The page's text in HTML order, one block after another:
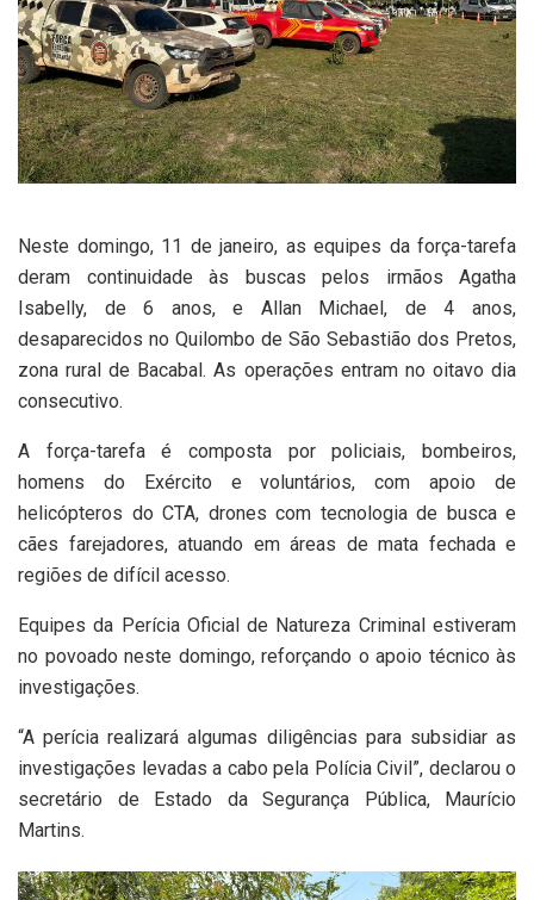
Neste domingo, 11 de janeiro, as equipes da força-tarefa
deram continuidade às buscas pelos irmãos Agatha
Isabelly, de 6 anos, e Allan Michael, de 4 anos,
desaparecidos no Quilombo de São Sebastião dos Pretos,
zona rural de Bacabal. As operações entram no oitavo dia
consecutivo.
A força-tarefa é composta por policiais, bombeiros,
homens do Exército e voluntários, com apoio de
helicópteros do CTA, drones com tecnologia de busca e
cães farejadores, atuando em áreas de mata fechada e
regiões de difícil acesso.
Equipes da Perícia Oficial de Natureza Criminal estiveram
no povoado neste domingo, reforçando o apoio técnico às
investigações.
“A perícia realizará algumas diligências para subsidiar as
investigações levadas a cabo pela Polícia Civil”, declarou o
secretário de Estado da Segurança Pública, Maurício
Martins.